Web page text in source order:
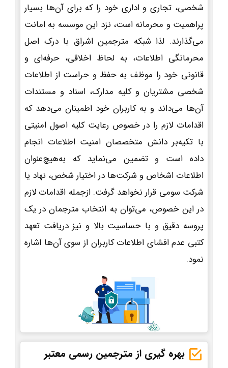
شخصی، تجاری و اداری خود را که برای آن‌ها بسیار
پراهمیت و محرمانه است، نزد این موسسه به امانت
می‌گذارند. لذا شبکه مترجمین اشراق با درک اصل
محرمانگی اطلاعات، به لحاظ اخلاقی، حرفه‌ای و
قانونی خود را موظف به حفظ و حراست از اطلاعات
شخصی مشتریان و کلیه مدارک، اسناد و مستندات
آن‌ها می‌داند و به کاربران خود اطمینان می‌دهد که
اقدامات لازم را در خصوص رعایت کلیه اصول امنیتی
با تکیه‌بر دانش متخصصان امنیت اطلاعات انجام
داده است و تضمین می‌نماید که به‌هیچ‌عنوان
اطلاعات اشخاص و شرکت‌ها در اختیار شخص، نهاد یا
شرکت سومی قرار نخواهد گرفت. ازجمله اقدامات لازم
در این خصوص، می‌توان به انتخاب مترجمان در یک
پروسه دقیق و با حساسیت بالا و نیز دریافت تعهد
کتبی عدم افشای اطلاعات کاربران از سوی آن‌ها اشاره
نمود.
بهره گیری از مترجمین رسمی معتبر